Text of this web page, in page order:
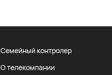
Семейный контролер
О телекомпании